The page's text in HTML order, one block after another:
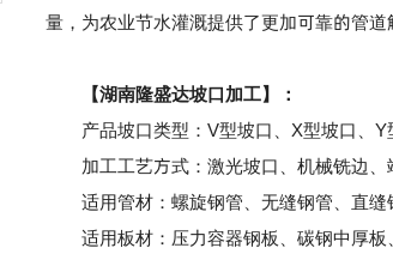
量，为农业节水灌溉提供了更加可靠的管道
【湖南隆盛达坡口加工】：
产品坡口类型：V型坡口、X型坡口、Y
加工工艺方式：激光坡口、机械铣边、
适用管材：螺旋钢管、无缝钢管、直缝
适用板材：压力容器钢板、碳钢中厚板